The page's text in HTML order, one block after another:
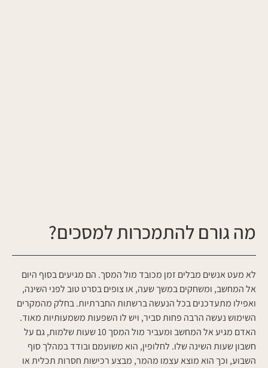
מה גורם להתמכרות למסכים?
לא מעט אנשים מבלים זמן מכובד מול המסך. הם מגיעים בסוף היום
אל המחשב, ומשחקים במשך שעה, או צופים בסרט טוב לפני השינה,
ואפילו מתעדכנים בכל הנעשה ברשתות החברתיות. בחלק מהמקרים
השימוש נעשה הרבה פחות סביר, ויש לו השפעות משמעותיות מאוד.
האדם מגיע אל המחשב ומעביר מול המסך 10 שעות שלמות, גם על
חשבון שעות השינה שלו. לחלופין, הוא משועמם ובודד במהלך סוף
השבוע, וכך הוא מוצא עצמו מהמר, מבצע רכישות חסרות תכלית או